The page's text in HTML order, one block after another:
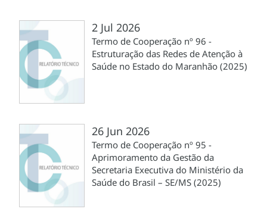
2 Jul 2026
Termo de Cooperação nº 96 -
Estruturação das Redes de Atenção à
Saúde no Estado do Maranhão (2025)
26 Jun 2026
Termo de Cooperação nº 95 -
Aprimoramento da Gestão da
Secretaria Executiva do Ministério da
Saúde do Brasil – SE/MS (2025)